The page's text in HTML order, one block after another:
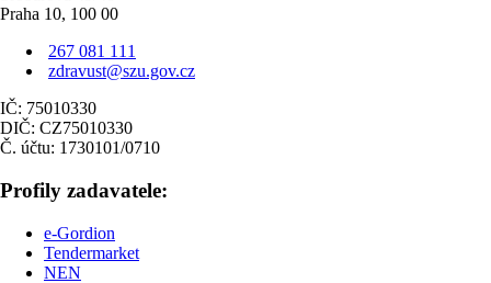
Praha 10, 100 00
267 081 111
zdravust@szu.gov.cz
IČ: 75010330
DIČ: CZ75010330
Č. účtu: 1730101/0710
Profily zadavatele:
e-Gordion
Tendermarket
NEN